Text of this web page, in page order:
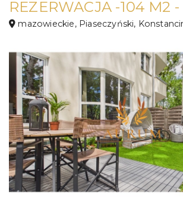
mazowieckie, Piaseczyński, Konstancin-